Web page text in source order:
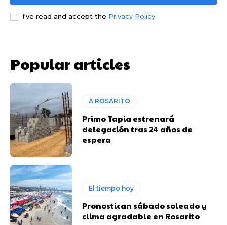
I've read and accept the Privacy Policy.
Popular articles
A ROSARITO
Primo Tapia estrenará
delegación tras 24 años de
espera
El tiempo hoy
Pronostican sábado soleado y
clima agradable en Rosarito